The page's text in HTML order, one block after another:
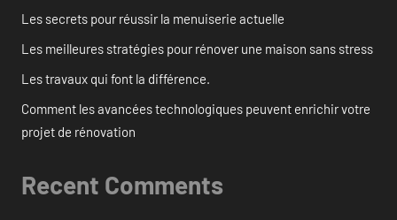
Les secrets pour réussir la menuiserie actuelle
Les meilleures stratégies pour rénover une maison sans stress
Les travaux qui font la différence.
Comment les avancées technologiques peuvent enrichir votre
projet de rénovation
Recent Comments